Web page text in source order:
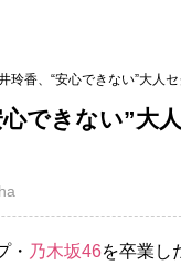
玲香、“安心できない”大
心できない”大
・ 乃木坂46を卒業し